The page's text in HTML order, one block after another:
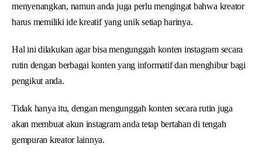
menyenangkan, namun anda juga perlu mengingat bahwa kreator
harus memiliki ide kreatif yang unik setiap harinya.
Hal ini dilakukan agar bisa mengunggah konten instagram secara
rutin dengan berbagai konten yang informatif dan menghibur bagi
pengikut anda.
Tidak hanya itu, dengan mengunggah konten secara rutin juga
akan membuat akun instagram anda tetap bertahan di tengah
gempuran kreator lainnya.